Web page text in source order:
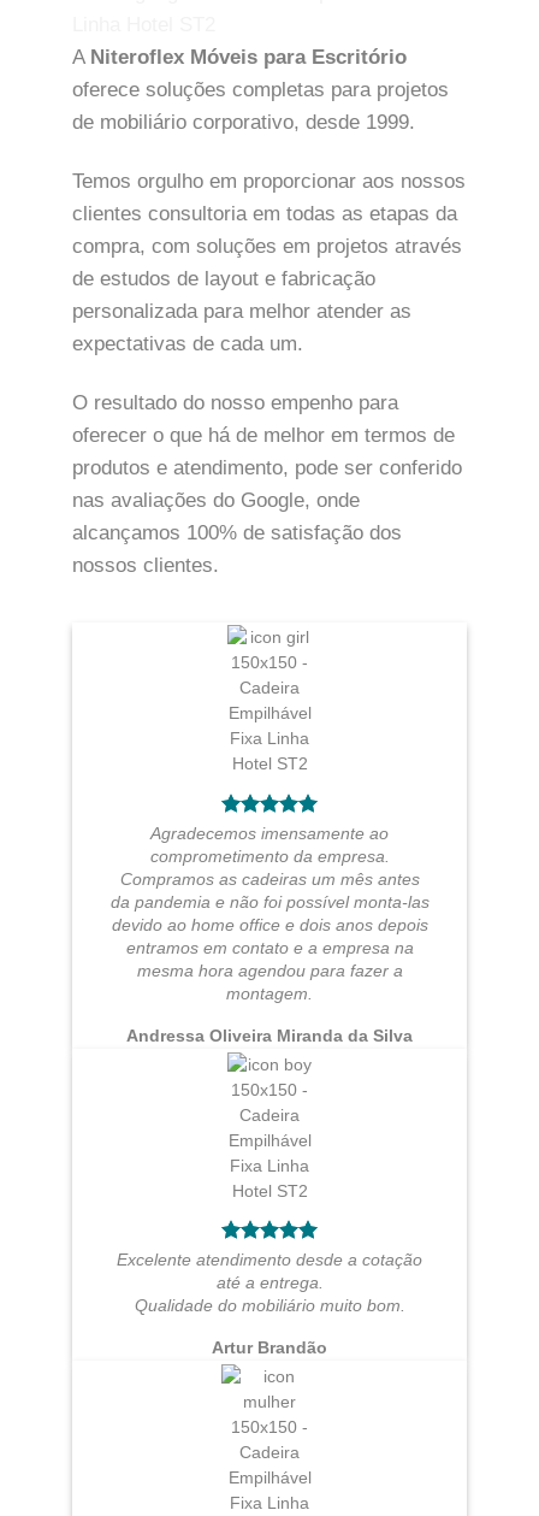
A Niteroflex Móveis para Escritório
oferece soluções completas para projetos
de mobiliário corporativo, desde 1999.
Temos orgulho em proporcionar aos nossos
clientes consultoria em todas as etapas da
compra, com soluções em projetos através
de estudos de layout e fabricação
personalizada para melhor atender as
expectativas de cada um.
O resultado do nosso empenho para
oferecer o que há de melhor em termos de
produtos e atendimento, pode ser conferido
nas avaliações do Google, onde
alcançamos 100% de satisfação dos
nossos clientes.
Agradecemos imensamente ao
comprometimento da empresa.
Compramos as cadeiras um mês antes
da pandemia e não foi possível monta-las
devido ao home office e dois anos depois
entramos em contato e a empresa na
mesma hora agendou para fazer a
montagem.
Andressa Oliveira Miranda da Silva
Excelente atendimento desde a cotação
até a entrega.
Qualidade do mobiliário muito bom.
Artur Brandão